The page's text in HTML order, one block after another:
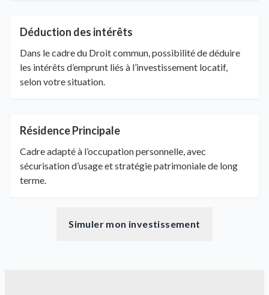
Déduction des intérêts
Dans le cadre du Droit commun, possibilité de déduire
les intérêts d’emprunt liés à l’investissement locatif,
selon votre situation.
Résidence Principale
Cadre adapté à l’occupation personnelle, avec
sécurisation d’usage et stratégie patrimoniale de long
terme.
Simuler mon investissement